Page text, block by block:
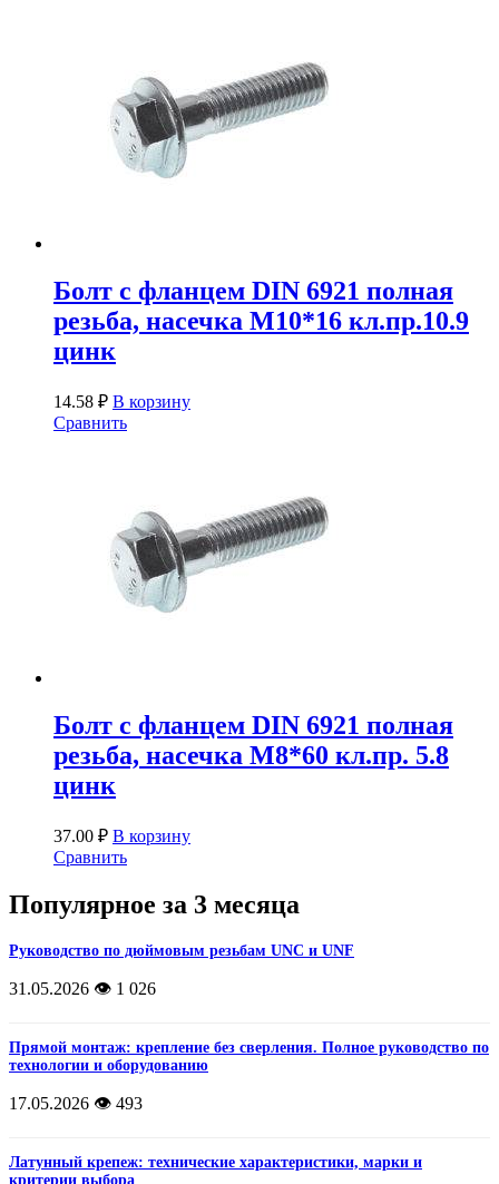
Болт с фланцем DIN 6921 полная
резьба, насечка М10*16 кл.пр.10.9
цинк
14.58 ₽ В корзину
Сравнить
Болт с фланцем DIN 6921 полная
резьба, насечка М8*60 кл.пр. 5.8
цинк
37.00 ₽ В корзину
Сравнить
Популярное за 3 месяца
Руководство по дюймовым резьбам UNC и UNF
31.05.2026 👁️ 1 026
Прямой монтаж: крепление без сверления. Полное руководство по
технологии и оборудованию
17.05.2026 👁️ 493
Латунный крепеж: технические характеристики, марки и
критерии выбора